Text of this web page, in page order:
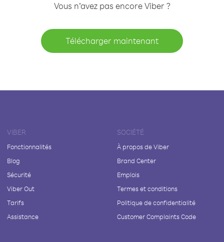
Vous n’avez pas encore Viber ?
Télécharger maintenant
VIBER
Fonctionnalités
Blog
Sécurité
Viber Out
Tarifs
Assistance
SOCIÉTÉ
À propos de Viber
Brand Center
Emplois
Termes et conditions
Politique de confidentialité
Customer Complaints Code